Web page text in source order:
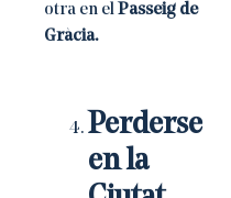
otra en elPasseig de
Gràcia.
Perderse
en la